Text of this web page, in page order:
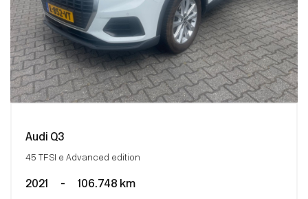
Audi Q3
45 TFSI e Advanced edition
2021 - 106.748 km